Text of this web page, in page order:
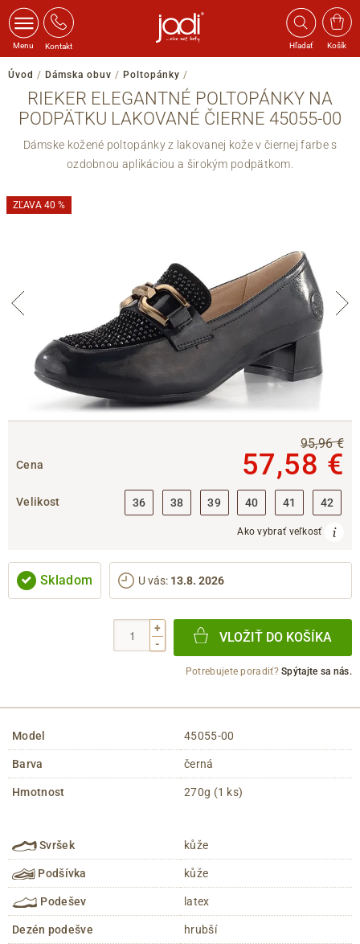
Menu Kontakt Hľadať Košík
Úvod / Dámska obuv / Poltopánky /
RIEKER ELEGANTNÉ POLTOPÁNKY NA
PODPÄTKU LAKOVANÉ ČIERNE 45055-00
Dámske kožené poltopánky z lakovanej kože v čiernej farbe s
ozdobnou aplikáciou a širokým podpätkom.
ZĽAVA 40 %
Cena
95,96 €
57,58 €
Velikost 36 38 39 40 41 42
Ako vybrať veľkosť
Skladom U vás: 13.8. 2026
+
-
VLOŽIŤ DO KOŠÍKA
Potrebujete poradiť?Spýtajte sa nás.
Model 45055-00
Barva černá
Hmotnost 270g (1 ks)
Svršek kůže
Podšívka kůže
Podešev latex
Dezén podešve hrubší